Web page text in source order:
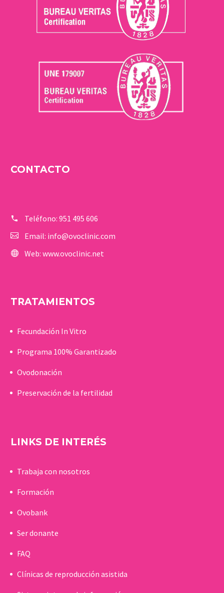
CONTACTO
Teléfono: 951 495 606
Email: info@ovoclinic.com
Web: www.ovoclinic.net
TRATAMIENTOS
Fecundación In Vitro
Programa 100% Garantizado
Ovodonación
Preservación de la fertilidad
LINKS DE INTERÉS
Trabaja con nosotros
Formación
Ovobank
Ser donante
FAQ
Clínicas de reproducción asistida